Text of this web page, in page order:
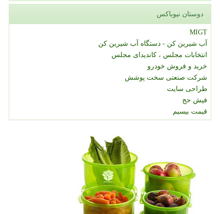
دوستان نیوباکس
MIGT
آب شیرین کن - دستگاه آب شیرین کن
انتخابات مجلس ، کاندیدای مجلس
خرید و فروش خودرو
شرکت صنعتی سخت پوشش
طراحی سایت
فیش حج
قیمت بیسیم